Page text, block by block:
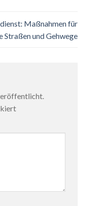
Maßnahmen für
Straßen und Gehwege